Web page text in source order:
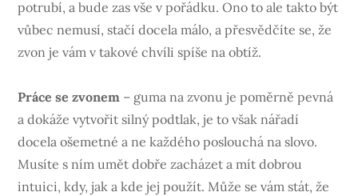
potrubí, a bude zas vše v pořádku.Ono to ale takto být
vůbec nemusí, stačí docela málo, a přesvědčíte se, že
zvon je vám v takové chvíli spíše na obtíž.
Práce se zvonem – guma na zvonu je poměrně pevná
a dokáže vytvořit silný podtlak, je to však nářadí
docela ošemetné a ne každého poslouchá na slovo.
Musíte s ním umět dobře zacházet a mít dobrou
intuici, kdy, jak a kde jej použít. Může se vám stát, že